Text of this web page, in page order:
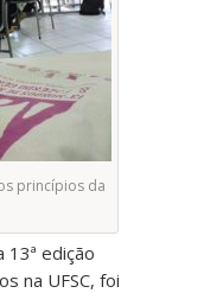
princípios da
13ª edição
na UFSC, foi